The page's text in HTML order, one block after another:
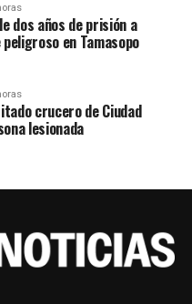
dos años de prisión a
en Tamasopo
crucero de Ciudad
lesionada